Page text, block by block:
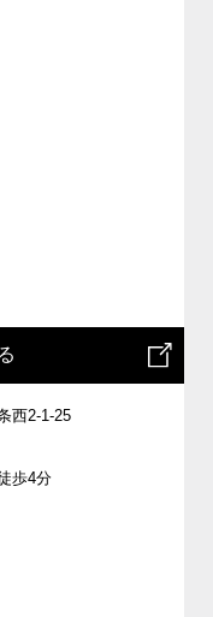
西2-1-25
歩4分